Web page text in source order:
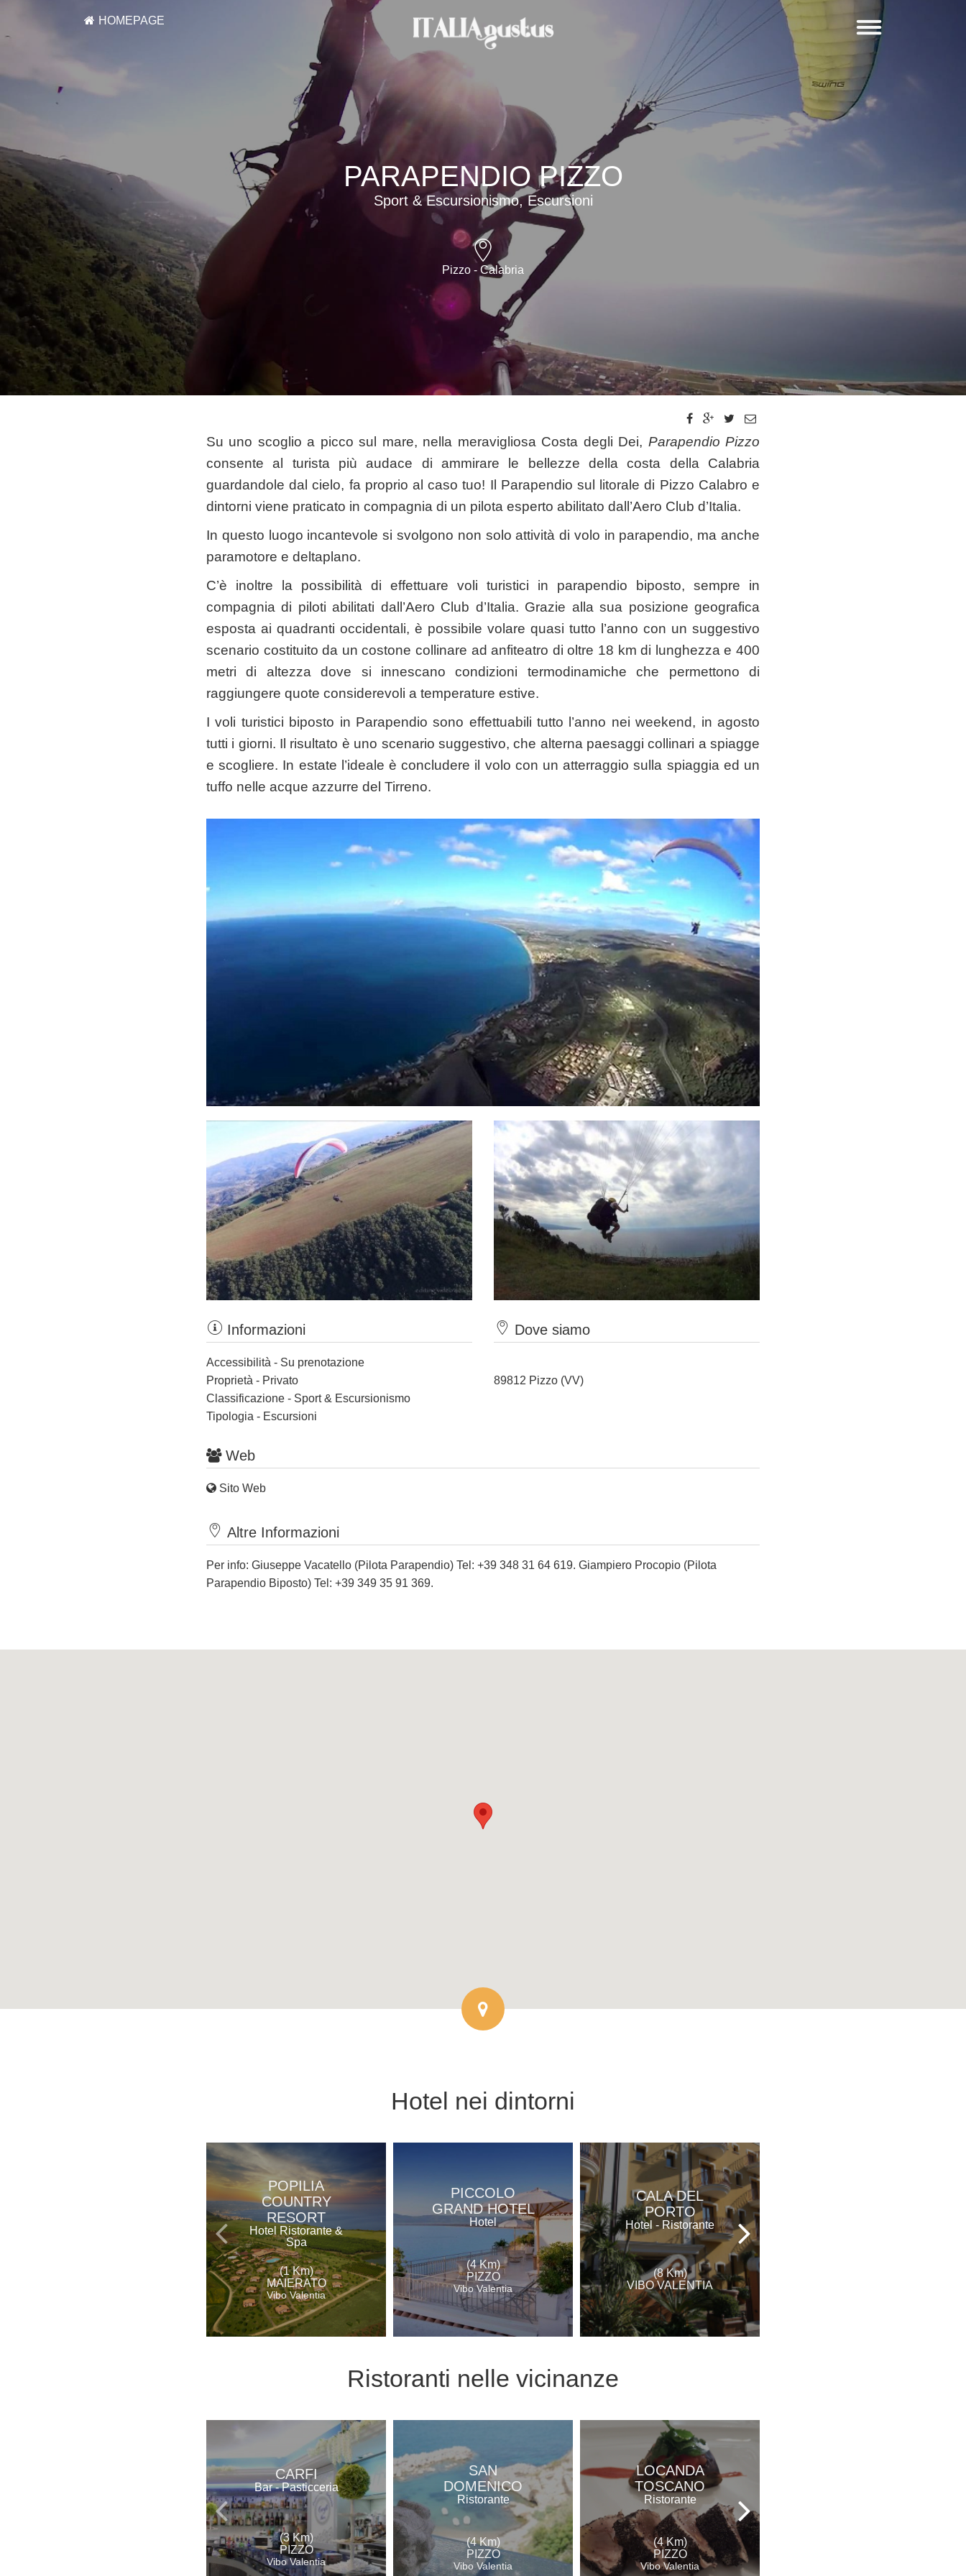
HOMEPAGE
PARAPENDIO PIZZO
Sport & Escursionismo, Escursioni
Pizzo - Calabria
Su uno scoglio a picco sul mare, nella meravigliosa Costa degli Dei, Parapendio Pizzo
consente al turista più audace di ammirare le bellezze della costa della Calabria
guardandole dal cielo, fa proprio al caso tuo! Il Parapendio sul litorale di Pizzo Calabro e
dintorni viene praticato in compagnia di un pilota esperto abilitato dall’Aero Club d’Italia.
In questo luogo incantevole si svolgono non solo attività di volo in parapendio, ma anche
paramotore e deltaplano.
C’è inoltre la possibilità di effettuare voli turistici in parapendio biposto, sempre in
compagnia di piloti abilitati dall’Aero Club d’Italia. Grazie alla sua posizione geografica
esposta ai quadranti occidentali, è possibile volare quasi tutto l’anno con un suggestivo
scenario costituito da un costone collinare ad anfiteatro di oltre 18 km di lunghezza e 400
metri di altezza dove si innescano condizioni termodinamiche che permettono di
raggiungere quote considerevoli a temperature estive.
I voli turistici biposto in Parapendio sono effettuabili tutto l’anno nei weekend, in agosto
tutti i giorni. Il risultato è uno scenario suggestivo, che alterna paesaggi collinari a spiagge
e scogliere. In estate l’ideale è concludere il volo con un atterraggio sulla spiaggia ed un
tuffo nelle acque azzurre del Tirreno.
Informazioni
Accessibilità - Su prenotazione
Proprietà - Privato
Classificazione - Sport & Escursionismo
Tipologia - Escursioni
Dove siamo
89812 Pizzo (VV)
Web
Sito Web
Altre Informazioni
Per info: Giuseppe Vacatello (Pilota Parapendio) Tel: +39 348 31 64 619. Giampiero Procopio (Pilota
Parapendio Biposto) Tel: +39 349 35 91 369.
Hotel nei dintorni
POPILIA
COUNTRY
RESORT
Hotel Ristorante &
Spa
(1 Km)
MAIERATO
Vibo Valentia
PICCOLO
GRAND HOTEL
Hotel
(4 Km)
PIZZO
Vibo Valentia
CALA DEL
PORTO
Hotel - Ristorante
(8 Km)
VIBO VALENTIA
Ristoranti nelle vicinanze
CARFI
Bar - Pasticceria
(3 Km)
PIZZO
Vibo Valentia
SAN
DOMENICO
Ristorante
(4 Km)
PIZZO
Vibo Valentia
LOCANDA
TOSCANO
Ristorante
(4 Km)
PIZZO
Vibo Valentia